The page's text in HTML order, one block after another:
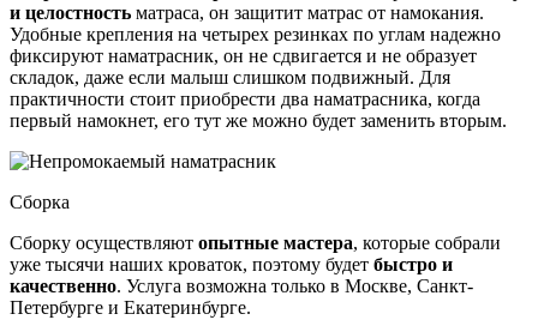
и целостность матраса, он защитит матрас от намокания.
Удобные крепления на четырех резинках по углам надежно
фиксируют наматрасник, он не сдвигается и не образует
складок, даже если малыш слишком подвижный. Для
практичности стоит приобрести два наматрасника, когда
первый намокнет, его тут же можно будет заменить вторым.
Сборка
Сборку осуществляют опытные мастера, которые собрали
уже тысячи наших кроваток, поэтому будет быстро и
качественно. Услуга возможна только в Москве, Санкт-
Петербурге и Екатеринбурге.